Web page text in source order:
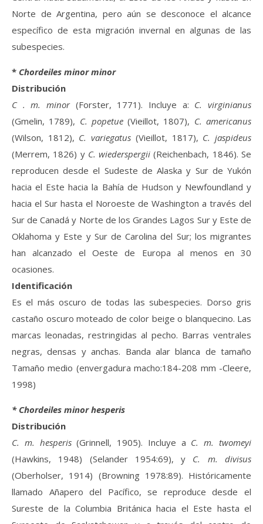
Norte de Argentina, pero aún se desconoce el alcance
específico de esta migración invernal en algunas de las
subespecies.
* Chordeiles minor minor
Distribución
C . m. minor(Forster, 1771). Incluye a: C. virginianus
(Gmelin, 1789), C. popetue(Vieillot, 1807), C. americanus
(Wilson, 1812), C. variegatus (Vieillot, 1817), C. jaspideus
(Merrem, 1826) y C. wiederspergii (Reichenbach, 1846). Se
reproducen desde el Sudeste de Alaska y Sur de Yukón
hacia el Este hacia la Bahía de Hudson y Newfoundland y
hacia el Sur hasta el Noroeste de Washington a través del
Sur de Canadá y Norte de los Grandes Lagos Sur y Este de
Oklahoma y Este y Sur de Carolina del Sur; los migrantes
han alcanzado el Oeste de Europa al menos en 30
ocasiones.
Identificación
Es el más oscuro de todas las subespecies. Dorso gris
castaño oscuro moteado de color beige o blanquecino. Las
marcas leonadas, restringidas al pecho. Barras ventrales
negras, densas y anchas. Banda alar blanca de tamaño
Tamaño medio (envergadura macho:184-208 mm -Cleere,
1998)
* Chordeiles minor hesperis
Distribución
C. m. hesperis(Grinnell, 1905). Incluye a C. m. twomeyi
(Hawkins, 1948) (Selander 1954:69), y C. m. divisus
(Oberholser, 1914) (Browning 1978:89). Históricamente
llamado Añapero del Pacífico, se reproduce desde el
Sureste de la Columbia Británica hacia el Este hasta el